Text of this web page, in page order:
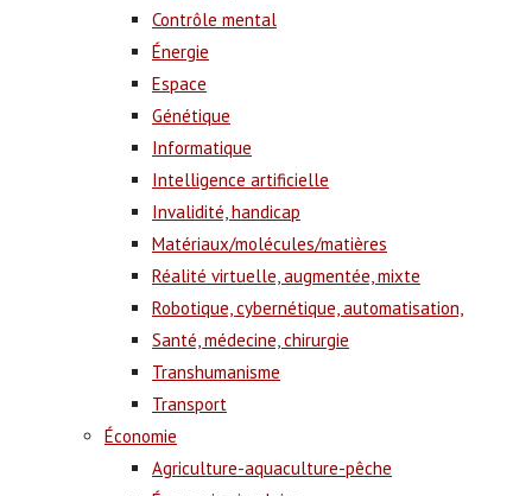
Contrôle mental
Énergie
Espace
Génétique
Informatique
Intelligence artificielle
Invalidité, handicap
Matériaux/molécules/matières
Réalité virtuelle, augmentée, mixte
Robotique, cybernétique, automatisation,
Santé, médecine, chirurgie
Transhumanisme
Transport
Économie
Agriculture-aquaculture-pêche